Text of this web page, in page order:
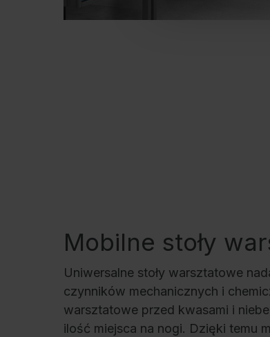
Mobilne stoły
Uniwersalne stoły warsztatowe
czynników mechanicznych i
warsztatowe przed kwasami i
ilość miejsca na nogi. Dzięki temu